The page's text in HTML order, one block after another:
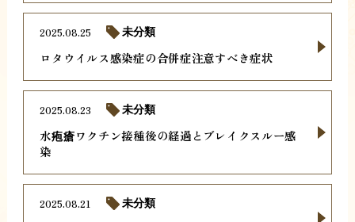
ロタウイルス感染症の合併症注意すべき症状
2025.08.25 未分類
水疱瘡ワクチン接種後の経過とブレイクスルー感
染
2025.08.23 未分類
2025.08.21 未分類